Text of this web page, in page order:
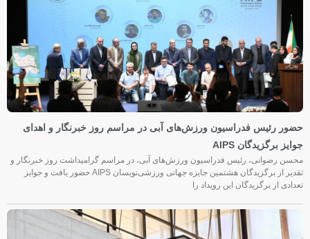
حضور رئیس فدراسیون ورزش‌های آبی در مراسم روز خبرنگار و اهدای
جوایز برگزیدگان AIPS
محسن رضوانی، رئیس فدراسیون ورزش‌های آبی، در مراسم گرامیداشت روز خبرنگار و
تقدیر از برگزیدگان هشتمین جایزه جهانی ورزشی‌نویسان AIPS حضور یافت و جوایز
تعدادی از برگزیدگان این رویداد را